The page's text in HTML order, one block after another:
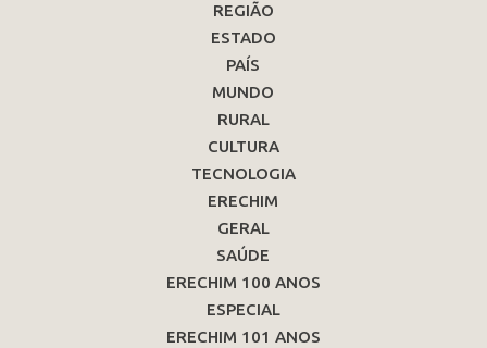
REGIÃO
ESTADO
PAÍS
MUNDO
RURAL
CULTURA
TECNOLOGIA
ERECHIM
GERAL
SAÚDE
ERECHIM 100 ANOS
ESPECIAL
ERECHIM 101 ANOS